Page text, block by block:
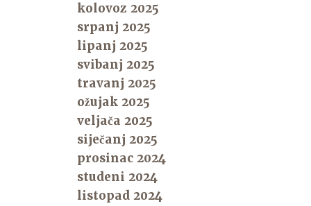
kolovoz 2025
srpanj 2025
lipanj 2025
svibanj 2025
travanj 2025
ožujak 2025
veljača 2025
siječanj 2025
prosinac 2024
studeni 2024
listopad 2024